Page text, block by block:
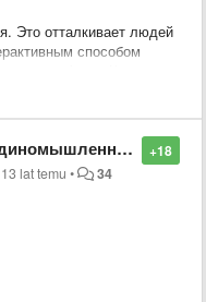
Это отталкивает людей
способом
влияние на
площадки, которая на
готовых
разноплановой IT
+18
Рекомендую!
13 lat temu • 34